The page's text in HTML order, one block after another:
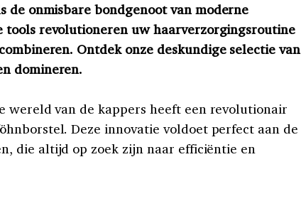
de onmisbare bondgenoot van moderne
revolutioneren uw haarverzorgingsroutine
Ontdek onze deskundige selectie van
domineren.
wereld van de kappers heeft een revolutionair
Deze innovatie voldoet perfect aan de
die altijd op zoek zijn naar efficiëntie en